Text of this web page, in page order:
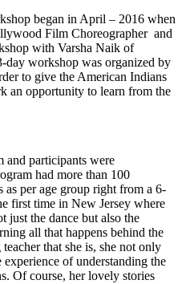
began in April – 2016 when
Film Choreographer and
with Varsha Naik of
day workshop was organized by
to give the American Indians
an opportunity to learn from the
and participants were
had more than 100
as per age group right from a 6-
first time in New Jersey where
just the dance but also the
all that happens behind the
that she is, she not only
of understanding the
Of course, her lovely stories